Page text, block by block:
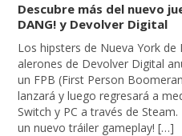
Descubre más del nuevo
DANG! y Devolver Digital
Los hipsters de Nueva York de
alerones de Devolver Digital
un FPB (First Person
lanzará y luego regresará a
Switch y PC a través de
un nuevo tráiler gameplay! […]